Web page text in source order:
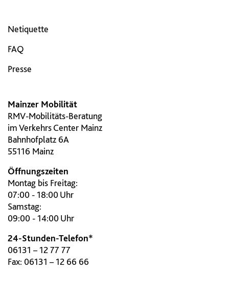
Netiquette
FAQ
Presse
Mainzer Mobilität
RMV-Mobilitäts-Beratung
im Verkehrs Center Mainz
Bahnhofplatz 6A
55116 Mainz
Öffnungszeiten
Montag bis Freitag:
07:00 - 18:00 Uhr
Samstag:
09:00 - 14:00 Uhr
24-Stunden-Telefon*
06131 – 12 77 77
Fax: 06131 – 12 66 66